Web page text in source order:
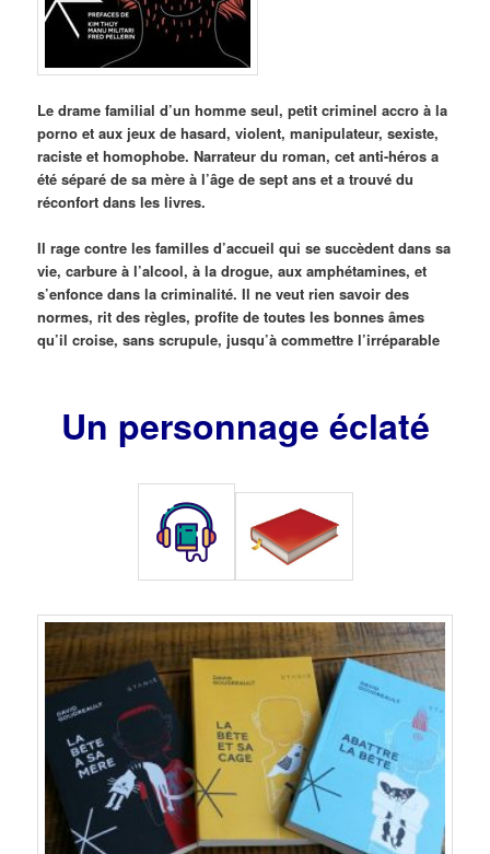
Le drame familial d’un homme seul, petit criminel accro à la
porno et aux jeux de hasard, violent, manipulateur, sexiste,
raciste et homophobe. Narrateur du roman, cet anti-héros a
été séparé de sa mère à l’âge de sept ans et a trouvé du
réconfort dans les livres.
Il rage contre les familles d’accueil qui se succèdent dans sa
vie, carbure à l’alcool, à la drogue, aux amphétamines, et
s’enfonce dans la criminalité. Il ne veut rien savoir des
normes, rit des règles, profite de toutes les bonnes âmes
qu’il croise, sans scrupule, jusqu’à commettre l’irréparable
Un personnage éclaté